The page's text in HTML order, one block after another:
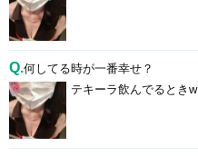
Q.何してる時が一番幸せ？
テキーラ飲んでるときw